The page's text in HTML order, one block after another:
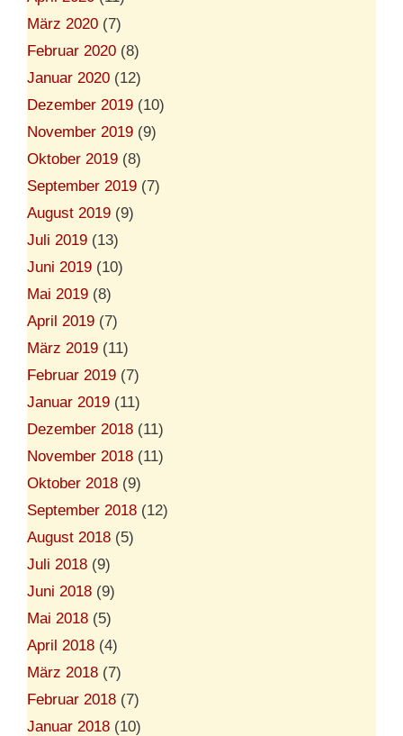
März 2020 (7)
Februar 2020 (8)
Januar 2020 (12)
Dezember 2019 (10)
November 2019 (9)
Oktober 2019 (8)
September 2019 (7)
August 2019 (9)
Juli 2019 (13)
Juni 2019 (10)
Mai 2019 (8)
April 2019 (7)
März 2019 (11)
Februar 2019 (7)
Januar 2019 (11)
Dezember 2018 (11)
November 2018 (11)
Oktober 2018 (9)
September 2018 (12)
August 2018 (5)
Juli 2018 (9)
Juni 2018 (9)
Mai 2018 (5)
April 2018 (4)
März 2018 (7)
Februar 2018 (7)
Januar 2018 (10)